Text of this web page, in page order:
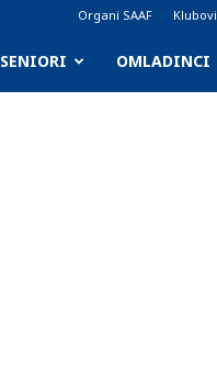
Organi SAAF Klubovi
SENIORI OMLADINCI